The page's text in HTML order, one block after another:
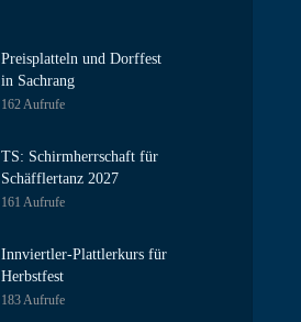
Preisplatteln und Dorffest
in Sachrang
162 Aufrufe
TS: Schirmherrschaft für
Schäfflertanz 2027
161 Aufrufe
Innviertler-Plattlerkurs für
Herbstfest
183 Aufrufe